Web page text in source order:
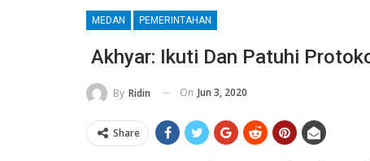
MEDAN PEMERINTAHAN
Akhyar: Ikuti Dan Patuhi
By Ridin On Jun 3, 2020
Share